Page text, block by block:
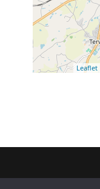
Leaflet